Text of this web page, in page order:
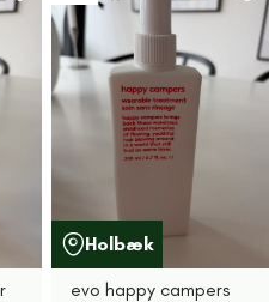
Holbæk
evo happy campers